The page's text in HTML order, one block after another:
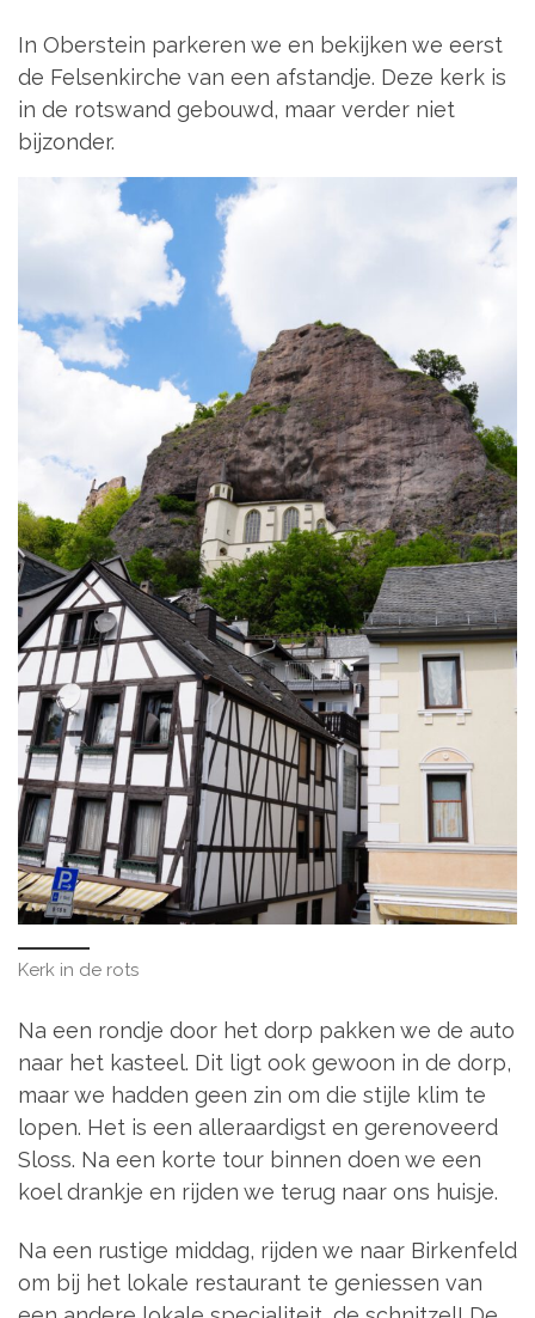
In Oberstein parkeren we en bekijken we eerst
de Felsenkirche van een afstandje. Deze kerk is
in de rotswand gebouwd, maar verder niet
bijzonder.
Kerk in de rots
Na een rondje door het dorp pakken we de auto
naar het kasteel. Dit ligt ook gewoon in de dorp,
maar we hadden geen zin om die stijle klim te
lopen. Het is een alleraardigst en gerenoveerd
Sloss. Na een korte tour binnen doen we een
koel drankje en rijden we terug naar ons huisje.
Na een rustige middag, rijden we naar Birkenfeld
om bij het lokale restaurant te geniessen van